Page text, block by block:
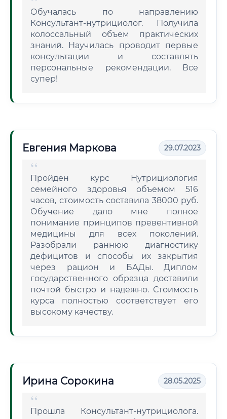
Обучалась по направлению
Консультант-нутрициолог. Получила
колоссальный объем практических
знаний. Научилась проводит первые
консультации и составлять
персональные рекомендации. Все
супер!
Евгения Маркова 29.07.2023
Пройден курс Нутрициология
семейного здоровья объемом 516
часов, стоимость составила 38000 руб.
Обучение дало мне полное
понимание принципов превентивной
медицины для всех поколений.
Разобрали раннюю диагностику
дефицитов и способы их закрытия
через рацион и БАДы. Диплом
государственного образца доставили
почтой быстро и надежно. Стоимость
курса полностью соответствует его
высокому качеству.
Ирина Сорокина 28.05.2025
Прошла Консультант-нутрициолога.